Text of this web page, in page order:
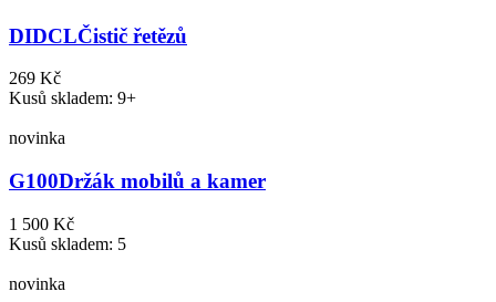
DIDCLČistič řetězů
269 Kč
Kusů skladem: 9+
novinka
G100Držák mobilů a kamer
1 500 Kč
Kusů skladem: 5
novinka